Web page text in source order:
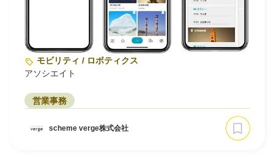
モビリティ / ロボティクス
アソシエイト
営業事務
scheme verge株式会社